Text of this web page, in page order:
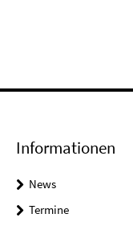
Informationen
News
Termine